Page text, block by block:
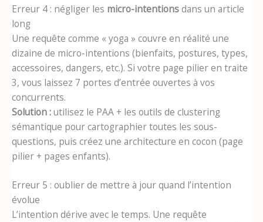
Erreur 4 : négliger les micro-intentionsdans un article
long
Une requête comme « yoga » couvre en réalité une
dizaine de micro-intentions (bienfaits, postures, types,
accessoires, dangers, etc.). Si votre page pilier en traite
3, vous laissez 7 portes d’entrée ouvertes à vos
concurrents.
Solution :utilisez le PAA + les outils de clustering
sémantique pour cartographier toutes les sous-
questions, puis créez une architecture en cocon (page
pilier + pages enfants).
Erreur 5 : oublier de mettre à jour quand l’intention
évolue
L’intention dérive avec le temps. Une requête